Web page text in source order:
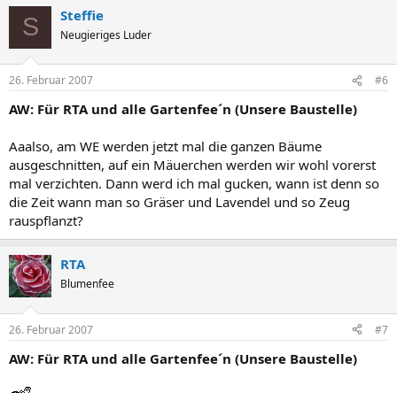
S Steffie
Neugieriges Luder
26. Februar 2007 #6
AW: Für RTA und alle Gartenfee´n (Unsere Baustelle)
Aaalso, am WE werden jetzt mal die ganzen Bäume
ausgeschnitten, auf ein Mäuerchen werden wir wohl vorerst
mal verzichten. Dann werd ich mal gucken, wann ist denn so
die Zeit wann man so Gräser und Lavendel und so Zeug
rauspflanzt?
RTA
Blumenfee
26. Februar 2007 #7
AW: Für RTA und alle Gartenfee´n (Unsere Baustelle)